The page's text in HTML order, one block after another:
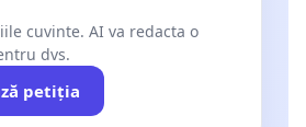
cuvinte. AI va redacta o
dvs.
petiția